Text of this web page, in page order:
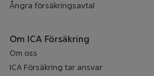
Ångra försäkringsavtal
Om ICA Försäkring
Om oss
ICA Försäkring tar ansvar